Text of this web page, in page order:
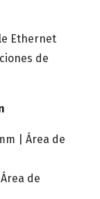
Ethernet
de
| Área de
de